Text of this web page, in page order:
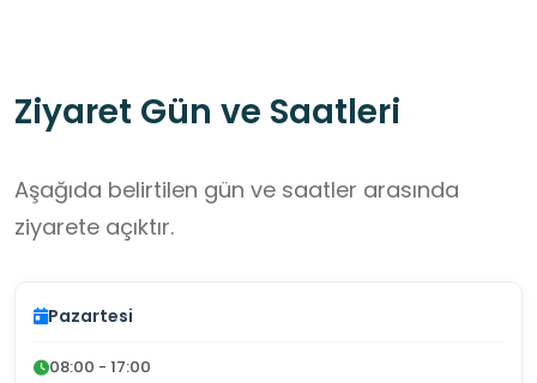
Ziyaret Gün ve Saatleri
Aşağıda belirtilen gün ve saatler arasında
ziyarete açıktır.
Pazartesi
08:00 - 17:00